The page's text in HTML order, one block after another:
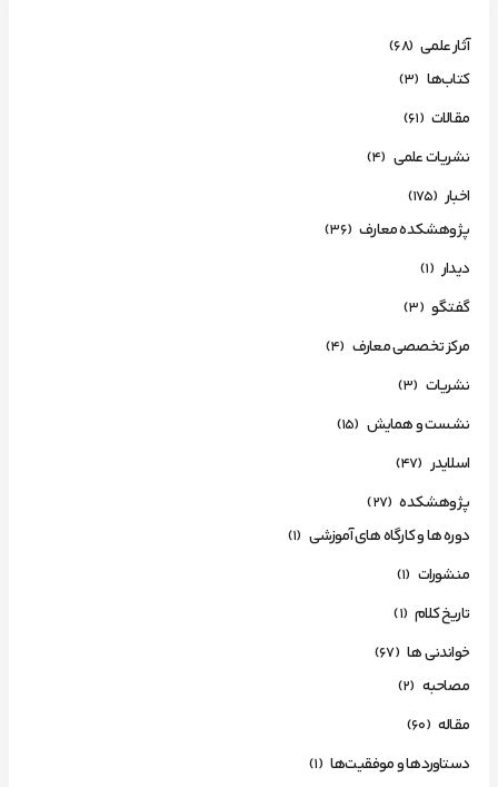
آثار علمی (68)
کتاب‌ها (3)
مقالات (61)
نشریات علمی (4)
اخبار (175)
پژوهشکده معارف (36)
دیدار (1)
گفتگو (3)
مرکز تخصصی معارف (4)
نشریات (3)
نشست و همایش (15)
اسلایدر (47)
پژوهشکده (27)
دوره ها و کارگاه های آموزشی (1)
منشورات (1)
تاریخ کلام (1)
خواندنی ها (67)
مصاحبه (2)
مقاله (60)
دستاوردها و موفقیت‌ها (1)